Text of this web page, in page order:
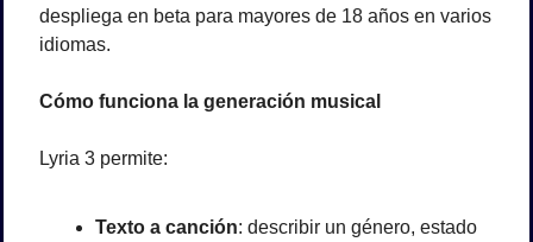
despliega en beta para mayores de 18 años en varios
idiomas.
Cómo funciona la generación musical
Lyria 3 permite:
Texto a canción: describir un género, estado